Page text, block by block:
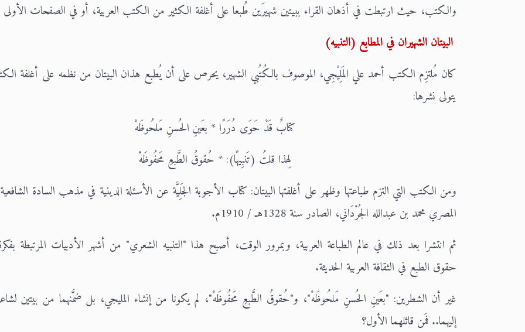
والكتب، حيث ارتبطت في أذهان القراء ببيتين شهيرَين طُبعا على أغلفة الكثير من الكتب العربية، أو في الصفحات الأولى
البيتان الشهيران في المطابع (التنبيه)
كان مُلتزِم الكتب أحمد علي المَلِيْجِي، الموصوف بالكُتُبي الشهير، يحرص على أن يُطبع هذان البيتان من نظمه على أغلفة
يتولى نشرها:
كتابٌ قَدْ حَوَى دُرَرًا * بعَينِ الحُسنِ مَلحُوظَهْ
لِهذا قلتُ (تَنبِيهًا): * حُقوقُ الطَّبعِ مَحفُوظَهْ
ومن الكتب التي التزم طباعتها وظهر على أغلفتها البيتان: كتاب الأجوبة الجَلِيَّة عن الأسئلة الدينية في مذهب السادة
المصري محمد بن عبدالله الجُرْدَاني، الصادر سنة 1328هـ / 1910م.
ثم انتشرا بعد ذلك في عالم الطباعة العربية، وبمرور الوقت، أصبح هذا "التنبيه الشعري" من أشهر الأدبيات المرتبطة
حقوق الطبع في الثقافة العربية الحديثة.
غير أن الشطرين: "بعَينِ الحُسنِ مَلحُوظَهْ"، و"حُقوقُ الطَّبعِ مَحفُوظَهْ"، لم يكونا من إنشاء المليجي، بل ضمَّنهما من بيتين
إليهما.. فمَن قائلهما الأول؟